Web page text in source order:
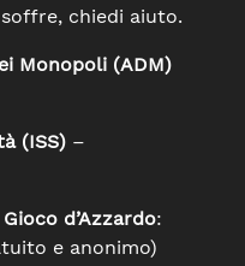
chiedi aiuto.
Monopoli (ADM)
(ISS)–
d’Azzardo:
e anonimo)